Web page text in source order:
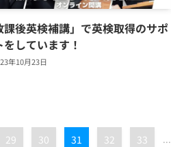
課後英検補講」で英検取得のサポ
をしています！
年10月23日
29 30 31 32 33 ...